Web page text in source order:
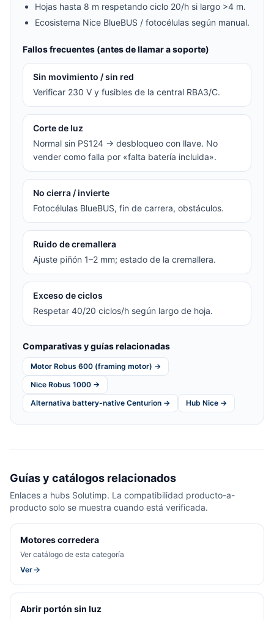
Hojas hasta 8 m respetando ciclo 20/h si largo >4 m.
Ecosistema Nice BlueBUS / fotocélulas según manual.
Fallos frecuentes (antes de llamar a soporte)
Sin movimiento / sin red
Verificar 230 V y fusibles de la central RBA3/C.
Corte de luz
Normal sin PS124 → desbloqueo con llave. No
vender como falla por «falta batería incluida».
No cierra / invierte
Fotocélulas BlueBUS, fin de carrera, obstáculos.
Ruido de cremallera
Ajuste piñón 1–2 mm; estado de la cremallera.
Exceso de ciclos
Respetar 40/20 ciclos/h según largo de hoja.
Comparativas y guías relacionadas
Motor Robus 600 (framing motor) →
Nice Robus 1000 →
Alternativa battery-native Centurion →
Hub Nice →
Guías y catálogos relacionados
Enlaces a hubs Solutimp. La compatibilidad producto-a-
producto solo se muestra cuando está verificada.
Motores corredera
Ver catálogo de esta categoría
Ver
Abrir portón sin luz